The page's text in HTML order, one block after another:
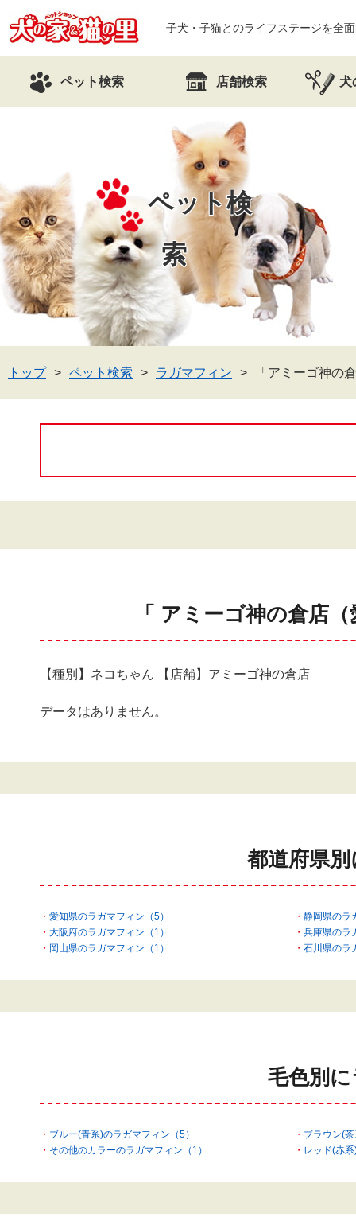
子犬・子猫とのライフステージを全
ペット検索 店舗検索 犬
ペット検
索
トップ ペット検索 ラガマフィン 「アミーゴ神の
「 アミーゴ神の倉店
【種別】ネコちゃん 【店舗】アミーゴ神の倉店
データはありません。
都道府県
愛知県のラガマフィン（5）
静岡県のラ
大阪府のラガマフィン（1）
兵庫県のラ
岡山県のラガマフィン（1）
石川県のラ
毛色別
ブルー(青系)のラガマフィン（5）
ブラウン(
その他のカラーのラガマフィン（1）
レッド(赤